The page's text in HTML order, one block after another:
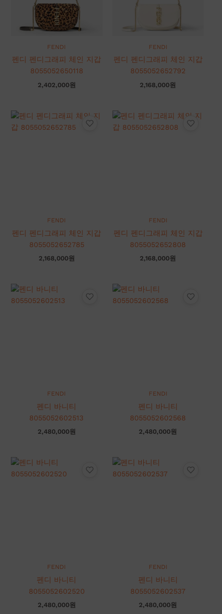
FENDI
펜디 펜디그래피 체인 지갑
8055052650118
2,402,000원
FENDI
펜디 펜디그래피 체인 지갑
8055052652792
2,168,000원
FENDI
펜디 펜디그래피 체인 지갑
8055052652785
2,168,000원
FENDI
펜디 펜디그래피 체인 지갑
8055052652808
2,168,000원
FENDI
펜디 바니티
8055052602513
2,480,000원
FENDI
펜디 바니티
8055052602568
2,480,000원
FENDI
펜디 바니티
8055052602520
2,480,000원
FENDI
펜디 바니티
8055052602537
2,480,000원